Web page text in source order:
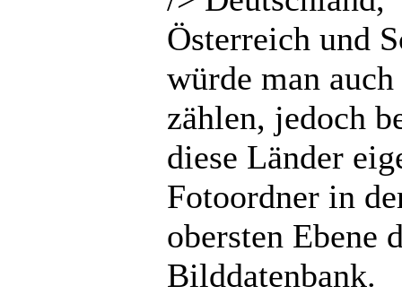
Österreich und
würde man auch
zählen, jedoch
diese Länder
Fotoordner in
obersten Ebene
Bilddatenbank.